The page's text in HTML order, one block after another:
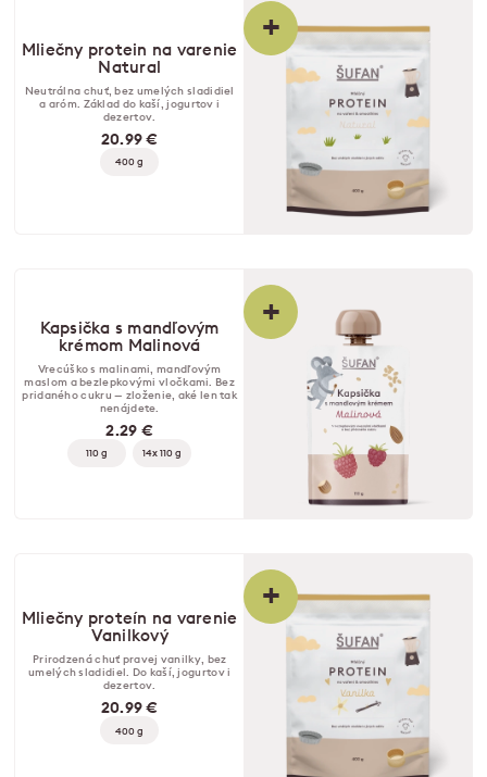
+
Mliečny protein na varenie
Natural
Neutrálna chuť, bez umelých sladidiel
a aróm. Základ do kaší, jogurtov i
dezertov.
20.99 €
400 g
+
Kapsička s mandľovým
krémom Malinová
Vrecúško s malinami, mandľovým
maslom a bezlepkovými vločkami. Bez
pridaného cukru — zloženie, aké len tak
nenájdete.
2.29 €
110 g 14x 110 g
+
Mliečny proteín na varenie
Vanilkový
Prirodzená chuť pravej vanilky, bez
umelých sladidiel. Do kaší, jogurtov i
dezertov.
20.99 €
400 g